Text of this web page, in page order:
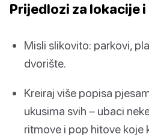
Prijedlozi za lokacije
Misli slikovito: parkovi,
dvorište.
Kreiraj više popisa
ukusima svih – ubaci
ritmove i pop hitove koje